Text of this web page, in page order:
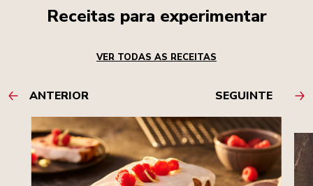
Receitas para experimentar
VER TODAS AS RECEITAS
ANTERIOR SEGUINTE